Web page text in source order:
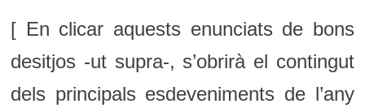
[ En clicar aquests enunciats de bons
desitjos -ut supra-, s’obrirà el contingut
dels principals esdeveniments de l’any